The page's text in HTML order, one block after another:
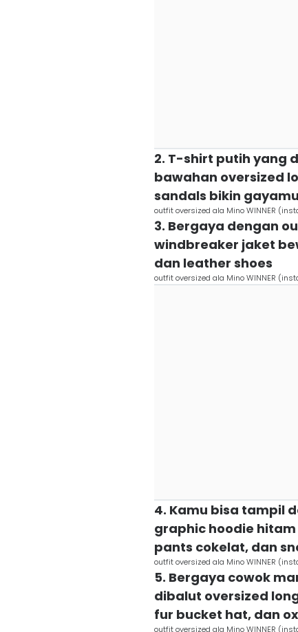
2. T-shirt putih yang
bawahan oversized
sandals bikin
outfit oversized ala Mino WINNER
3. Bergaya dengan
windbreaker jaket
dan leather shoes
outfit oversized ala Mino WINNER
4. Kamu bisa tampil
graphic hoodie
pants cokelat, dan
outfit oversized ala Mino WINNER
5. Bergaya cowok
dibalut oversized
fur bucket hat, dan
outfit oversized ala Mino WINNER